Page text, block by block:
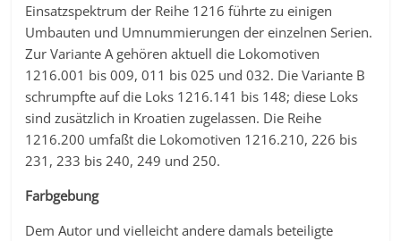
Einsatzspektrum der Reihe 1216 führte zu einigen
Umbauten und Umnummierungen der einzelnen Serien.
Zur Variante A gehören aktuell die Lokomotiven
1216.001 bis 009, 011 bis 025 und 032. Die Variante B
schrumpfte auf die Loks 1216.141 bis 148; diese Loks
sind zusätzlich in Kroatien zugelassen. Die Reihe
1216.200 umfaßt die Lokomotiven 1216.210, 226 bis
231, 233 bis 240, 249 und 250.
Farbgebung
Dem Autor und vielleicht andere damals beteiligte